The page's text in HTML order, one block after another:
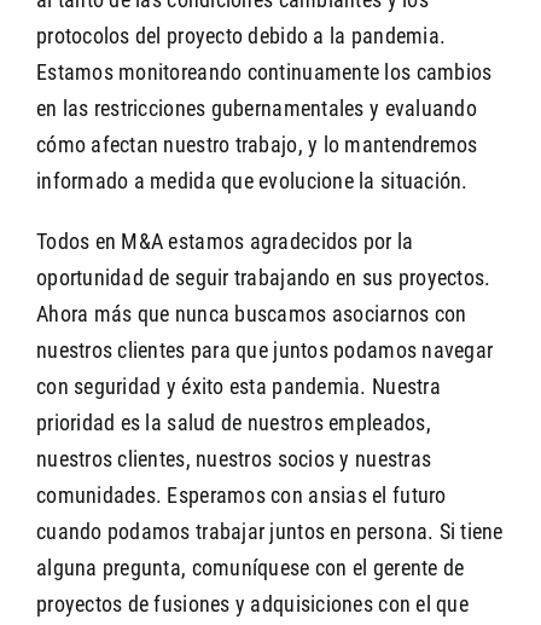
protocolos del proyecto debido a la pandemia.
Estamos monitoreando continuamente los cambios
en las restricciones gubernamentales y evaluando
cómo afectan nuestro trabajo, y lo mantendremos
informado a medida que evolucione la situación.
Todos en M&A estamos agradecidos por la
oportunidad de seguir trabajando en sus proyectos.
Ahora más que nunca buscamos asociarnos con
nuestros clientes para que juntos podamos navegar
con seguridad y éxito esta pandemia. Nuestra
prioridad es la salud de nuestros empleados,
nuestros clientes, nuestros socios y nuestras
comunidades. Esperamos con ansias el futuro
cuando podamos trabajar juntos en persona. Si tiene
alguna pregunta, comuníquese con el gerente de
proyectos de fusiones y adquisiciones con el que